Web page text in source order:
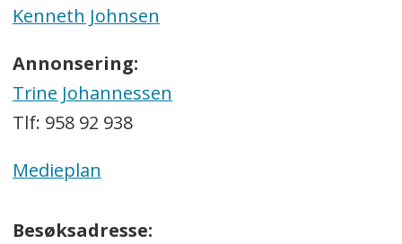
Kenneth Johnsen
Annonsering:
Trine Johannessen
Tlf: 958 92 938
Medieplan
Besøksadresse: